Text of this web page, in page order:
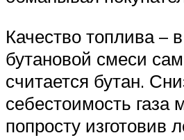
Качество топлива –
бутановой смеси
считается бутан.
себестоимость газа
попросту изготовив